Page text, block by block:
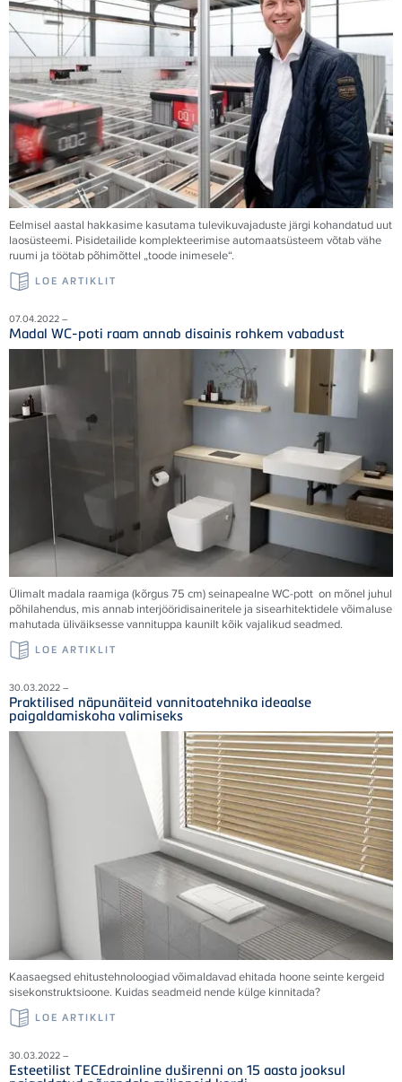
Eelmisel aastal hakkasime kasutama tulevikuvajaduste järgi kohandatud uut
laosüsteemi. Pisidetailide komplekteerimise automaatsüsteem võtab vähe
ruumi ja töötab põhimõttel „toode inimesele“.
LOE ARTIKLIT
07.04.2022 –
Madal WC-poti raam annab disainis rohkem vabadust
Ülimalt madala raamiga (kõrgus 75 cm) seinapealne WC-pott on mõnel juhul
põhilahendus, mis annab interjööridisaineritele ja sisearhitektidele võimaluse
mahutada üliväiksesse vannituppa kaunilt kõik vajalikud seadmed.
LOE ARTIKLIT
30.03.2022 –
Praktilised näpunäiteid vannitoatehnika ideaalse
paigaldamiskoha valimiseks
Kaasaegsed ehitustehnoloogiad võimaldavad ehitada hoone seinte kergeid
sisekonstruktsioone. Kuidas seadmeid nende külge kinnitada?
LOE ARTIKLIT
30.03.2022 –
Esteetilist TECEdrainline duširenni on 15 aasta jooksul